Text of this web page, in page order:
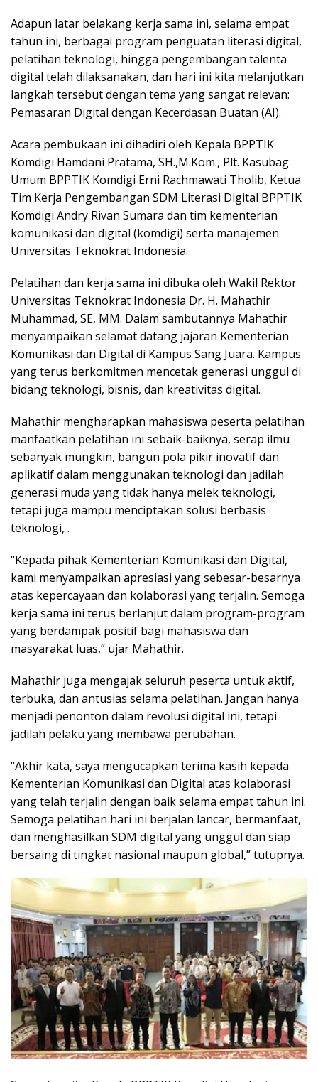
Adapun latar belakang kerja sama ini, selama empat
tahun ini, berbagai program penguatan literasi digital,
pelatihan teknologi, hingga pengembangan talenta
digital telah dilaksanakan, dan hari ini kita melanjutkan
langkah tersebut dengan tema yang sangat relevan:
Pemasaran Digital dengan Kecerdasan Buatan (AI).
Acara pembukaan ini dihadiri oleh Kepala BPPTIK
Komdigi Hamdani Pratama, SH.,M.Kom., Plt. Kasubag
Umum BPPTIK Komdigi Erni Rachmawati Tholib, Ketua
Tim Kerja Pengembangan SDM Literasi Digital BPPTIK
Komdigi Andry Rivan Sumara dan tim kementerian
komunikasi dan digital (komdigi) serta manajemen
Universitas Teknokrat Indonesia.
Pelatihan dan kerja sama ini dibuka oleh Wakil Rektor
Universitas Teknokrat Indonesia Dr. H. Mahathir
Muhammad, SE, MM. Dalam sambutannya Mahathir
menyampaikan selamat datang jajaran Kementerian
Komunikasi dan Digital di Kampus Sang Juara. Kampus
yang terus berkomitmen mencetak generasi unggul di
bidang teknologi, bisnis, dan kreativitas digital.
Mahathir mengharapkan mahasiswa peserta pelatihan
manfaatkan pelatihan ini sebaik-baiknya, serap ilmu
sebanyak mungkin, bangun pola pikir inovatif dan
aplikatif dalam menggunakan teknologi dan jadilah
generasi muda yang tidak hanya melek teknologi,
tetapi juga mampu menciptakan solusi berbasis
teknologi, .
“Kepada pihak Kementerian Komunikasi dan Digital,
kami menyampaikan apresiasi yang sebesar-besarnya
atas kepercayaan dan kolaborasi yang terjalin. Semoga
kerja sama ini terus berlanjut dalam program-program
yang berdampak positif bagi mahasiswa dan
masyarakat luas,” ujar Mahathir.
Mahathir juga mengajak seluruh peserta untuk aktif,
terbuka, dan antusias selama pelatihan. Jangan hanya
menjadi penonton dalam revolusi digital ini, tetapi
jadilah pelaku yang membawa perubahan.
“Akhir kata, saya mengucapkan terima kasih kepada
Kementerian Komunikasi dan Digital atas kolaborasi
yang telah terjalin dengan baik selama empat tahun ini.
Semoga pelatihan hari ini berjalan lancar, bermanfaat,
dan menghasilkan SDM digital yang unggul dan siap
bersaing di tingkat nasional maupun global,” tutupnya.